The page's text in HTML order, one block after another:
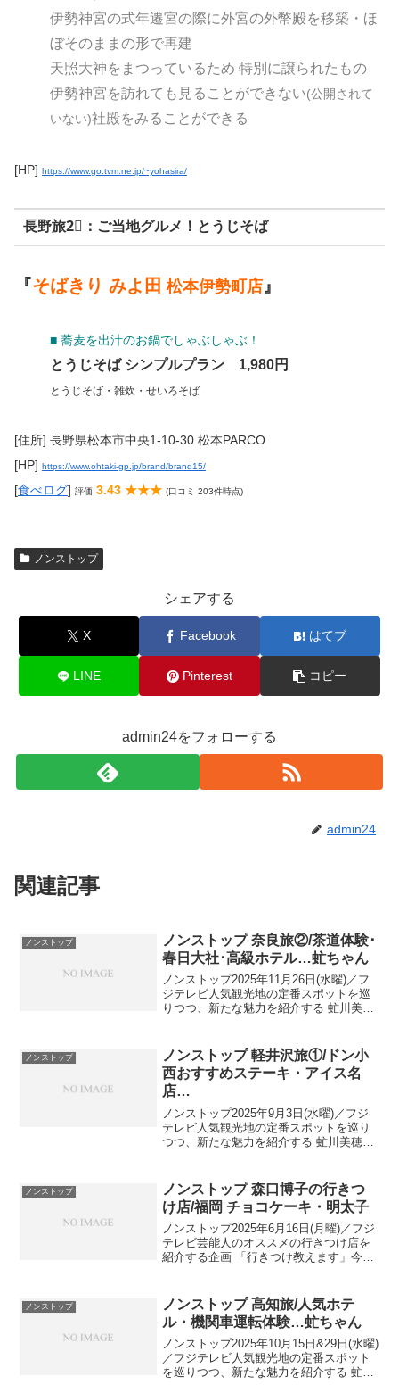
伊勢神宮の式年遷宮の際に外宮の外幣殿を移築・ほ
ぼそのままの形で再建
天照大神をまつっているため 特別に譲られたもの
伊勢神宮を訪れても見ることができない(公開されて
いない)社殿をみることができる
[HP] https://www.go.tvm.ne.jp/~yohasira/
長野旅2⃣：ご当地グルメ！とうじそば
『そばきり みよ田 松本伊勢町店』
■ 蕎麦を出汁のお鍋でしゃぶしゃぶ！
とうじそば シンプルプラン 1,980円
とうじそば・雑炊・せいろそば
[住所] 長野県松本市中央1-10-30 松本PARCO
[HP] https://www.ohtaki-gp.jp/brand/brand15/
[食べログ] 評価 3.43 ★★★ (口コミ 203件時点)
ノンストップ
シェアする
X Facebook はてブ
LINE Pinterest コピー
admin24をフォローする
admin24
関連記事
ノンストップ
ノンストップ 奈良旅②/茶道体験･
春日大社･高級ホテル…虻ちゃん
ノンストップ2025年11月26日(水曜)／フ
ジテレビ人気観光地の定番スポットを巡
りつつ、新たな魅力を紹介する 虻川美穂
ゃんのこれからベタ旅 奈良でオトナ旅 後
編 ≫ ...
ノンストップ
ノンストップ 軽井沢旅①/ドン小
西おすすめステーキ・アイス名
店…
ノンストップ2025年9月3日(水曜)／フジ
テレビ人気観光地の定番スポットを巡り
つつ、新たな魅力を紹介する 虻川美穂子
「軽井沢」へ出演者：バナナマン・設楽
統、北陽・虻川美...
ノンストップ
ノンストップ 森口博子の行きつ
け店/福岡 チョコケーキ・明太子
ノンストップ2025年6月16日(月曜)／フジ
テレビ芸能人のオススメの行きつけ店を
紹介する企画 「行きつけ教えます」今回
演者：バナナマン 設楽統、三上真奈ア
ナ、森...
ノンストップ
ノンストップ 高知旅/人気ホテ
ル・機関車運転体験…虻ちゃん
ノンストップ2025年10月15日&29日(水曜)
／フジテレビ人気観光地の定番スポット
を巡りつつ、新たな魅力を紹介する 虻川